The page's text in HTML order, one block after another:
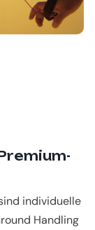
individuelle
Handling